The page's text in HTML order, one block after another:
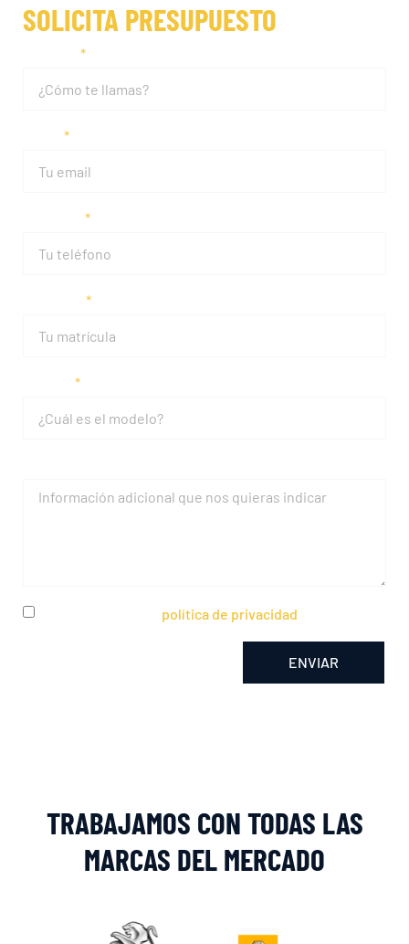
SOLICITA PRESUPUESTO
política de privacidad
ENVIAR
TRABAJAMOS CON TODAS LAS
MARCAS DEL MERCADO